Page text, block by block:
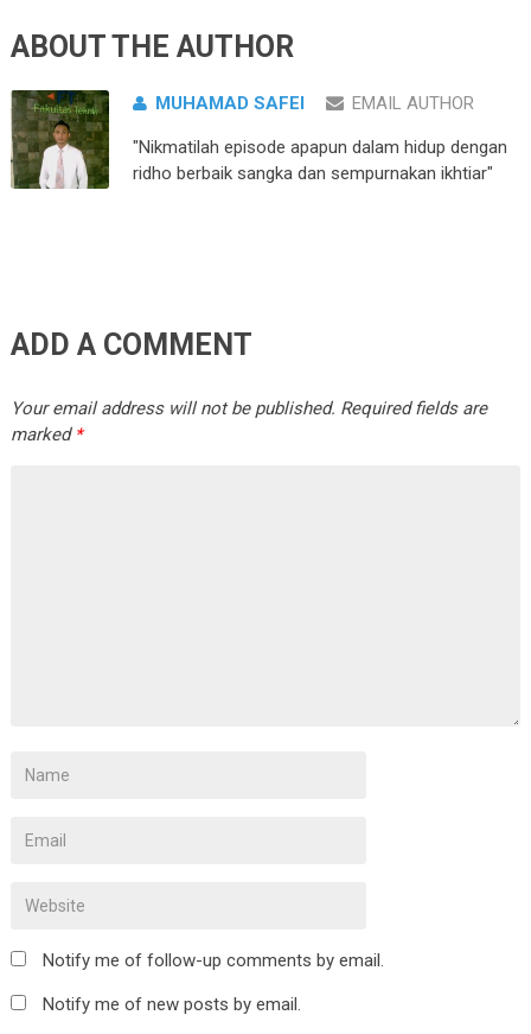
ABOUT THE AUTHOR
MUHAMAD SAFEI EMAIL AUTHOR
"Nikmatilah episode apapun dalam hidup dengan
ridho berbaik sangka dan sempurnakan ikhtiar"
ADD A COMMENT
Your email address will not be published. Required fields are
marked *
Notify me of follow-up comments by email.
Notify me of new posts by email.